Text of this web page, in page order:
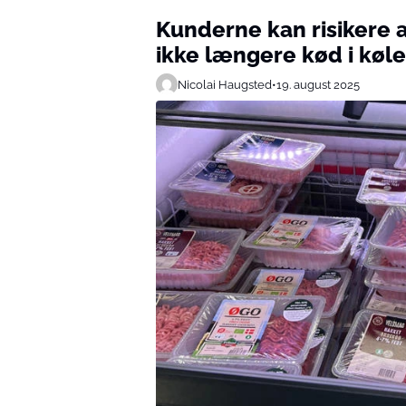
Kunderne kan risikere
ikke længere kød i
Nicolai Haugsted•19. august 2025